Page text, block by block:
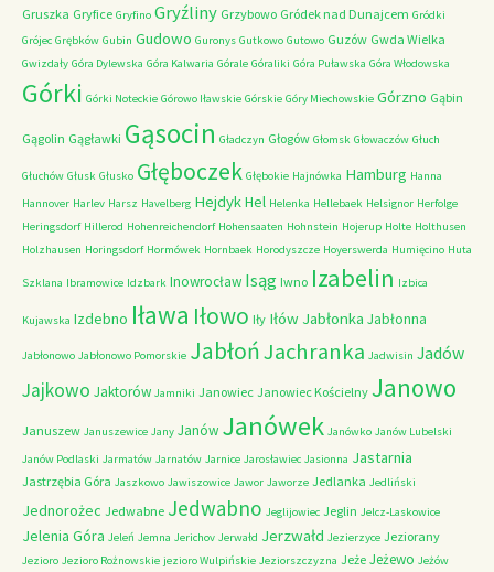
Gruszka Gryfice Gryfino Gryźliny Grzybowo Gródek nad Dunajcem Gródki
Grójec Grębków Gubin Gudowo Guronys Gutkowo Gutowo Guzów Gwda Wielka
Gwizdały Góra Dylewska Góra Kalwaria Górale Góraliki Góra Puławska Góra Włodowska
Górki Górki Noteckie Górowo Iławskie Górskie Góry Miechowskie Górzno Gąbin
Gągolin Gągławki Gąsocin Gładczyn Głogów Głomsk Głowaczów Głuch
Głuchów Głusk Głusko Głęboczek Głębokie Hajnówka Hamburg Hanna
Hannover Harlev Harsz Havelberg HejdykHel Helenka Hellebaek Helsignor Herfolge
Heringsdorf Hillerod Hohenreichendorf Hohensaaten Hohnstein Hojerup Holte Holthusen
Holzhausen Horingsdorf Hormówek Hornbaek Horodyszcze Hoyerswerda Humięcino Huta
Szklana Ibramowice Idzbark Inowrocław Isąg Iwno Izabelin Izbica
Kujawska Izdebno Iława Iłowo Iły Iłów Jabłonka Jabłonna
Jabłonowo Jabłonowo Pomorskie JabłońJachranka Jadwisin Jadów
Jajkowo Jaktorów Jamniki Janowiec Janowiec Kościelny Janowo
Januszew Januszewice Jany Janów Janówek Janówko Janów Lubelski
Janów Podlaski Jarmatów Jarnatów Jarnice Jarosławiec Jasionna Jastarnia
Jastrzębia Góra Jaszkowo Jawiszowice Jawor Jaworze Jedlanka Jedliński
Jednorożec Jedwabne Jedwabno Jeglijowiec Jeglin Jelcz-Laskowice
Jelenia Góra Jeleń Jemna Jerichov Jerwałd Jerzwałd Jezierzyce Jeziorany
Jezioro Jezioro Rożnowskie jezioro Wulpińskie Jeziorszczyzna Jeże Jeżewo Jeżów